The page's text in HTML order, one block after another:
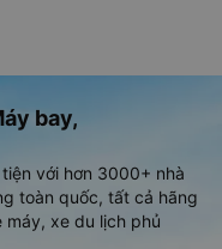
bay,
với hơn 3000+ nhà
toàn quốc, tất cả hãng
xe du lịch phủ